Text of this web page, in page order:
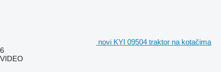
novi KYI 09504 traktor na kotačima
6
VIDEO